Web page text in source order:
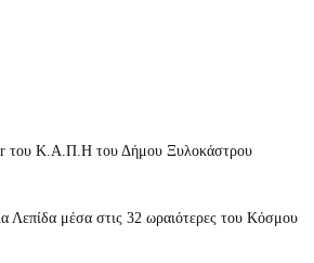
του Κ.Α.Π.Η του Δήμου Ξυλοκάστρου
Λεπίδα μέσα στις 32 ωραιότερες του Κόσμου